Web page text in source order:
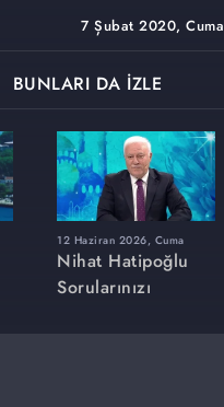
7 Şubat 2020, Cuma
BUNLARI DA İZLE
12 Haziran 2026, Cuma
Nihat Hatipoğlu
Sorularınızı